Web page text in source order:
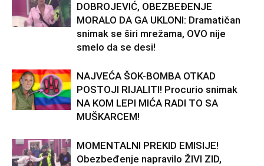
DOBROJEVIĆ, OBEZBEĐENJE
MORALO DA GA UKLONI: Dramatičan
snimak se širi mrežama, OVO nije
smelo da se desi!
NAJVEĆA ŠOK-BOMBA OTKAD
POSTOJI RIJALITI! Procurio snimak
NA KOM LEPI MIĆA RADI TO SA
MUŠKARCEM!
MOMENTALNI PREKID EMISIJE!
Obezbeđenje napravilo ŽIVI ZID,